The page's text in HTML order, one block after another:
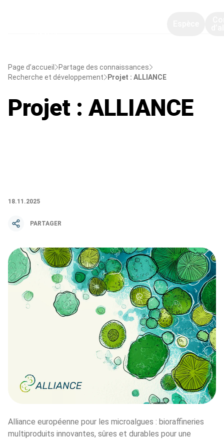
Page d’accueil
Partage des connaissances
Recherche et développement
Projet : ALLIANCE
18.11.2025
PARTAGER
Projet : ALLIANCE
Alliance européenne pour les microalgues : bioraffineries
multiproduits innovantes, sûres et durables pour une